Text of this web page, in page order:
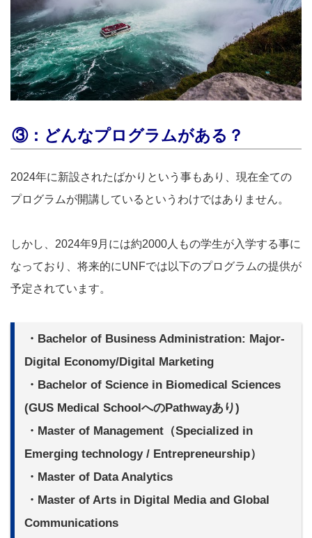
③：どんなプログラムがある？
2024年に新設されたばかりという事もあり、現在全ての
プログラムが開講しているというわけではありません。
しかし、2024年9月には約2000人もの学生が入学する事に
なっており、将来的にUNFでは以下のプログラムの提供が
予定されています。
・Bachelor of Business Administration: Major-
Digital Economy/Digital Marketing
・Bachelor of Science in Biomedical Sciences
(GUS Medical SchoolへのPathwayあり)
・Master of Management（Specialized in
Emerging technology / Entrepreneurship）
・Master of Data Analytics
・Master of Arts in Digital Media and Global
Communications